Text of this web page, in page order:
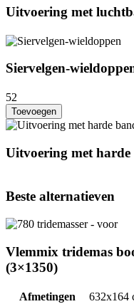
Uitvoering met
Siervelgen-
52
Toevoegen
Uitvoering met harde
Beste alternatieven
Vlemmix tridemas
(3×1350)
Afmetingen
632x164